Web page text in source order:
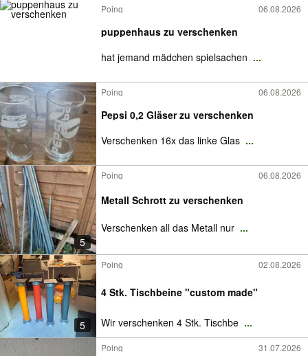
Poing 06.08.2026
puppenhaus zu verschenken
hat jemand mädchen spielsachen ...
Poing 06.08.2026
Pepsi 0,2 Gläser zu verschenken
Verschenken 16x das linke Glas ...
5
Poing 06.08.2026
Metall Schrott zu verschenken
Verschenken all das Metall nur ...
5
Poing 02.08.2026
4 Stk. Tischbeine "custom made"
Wir verschenken 4 Stk. Tischbe ...
Poing 31.07.2026